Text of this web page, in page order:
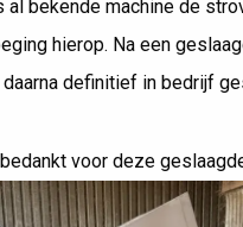
al bekende machine de
hierop. Na een
definitief in bedrijf
voor deze